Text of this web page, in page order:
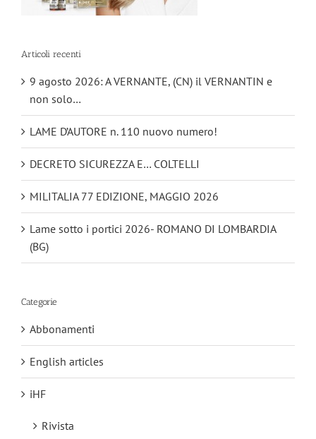
Articoli recenti
9 agosto 2026: A VERNANTE, (CN) il VERNANTIN e
non solo…
LAME D’AUTORE n. 110 nuovo numero!
DECRETO SICUREZZA E… COLTELLI
MILITALIA 77 EDIZIONE, MAGGIO 2026
Lame sotto i portici 2026- ROMANO DI LOMBARDIA
(BG)
Categorie
Abbonamenti
English articles
iHF
Rivista